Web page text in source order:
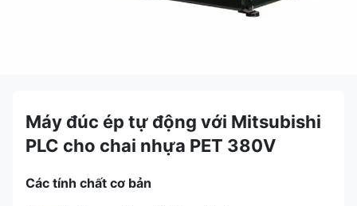
Máy đúc ép tự động với Mitsubishi
PLC cho chai nhựa PET 380V
Các tính chất cơ bản